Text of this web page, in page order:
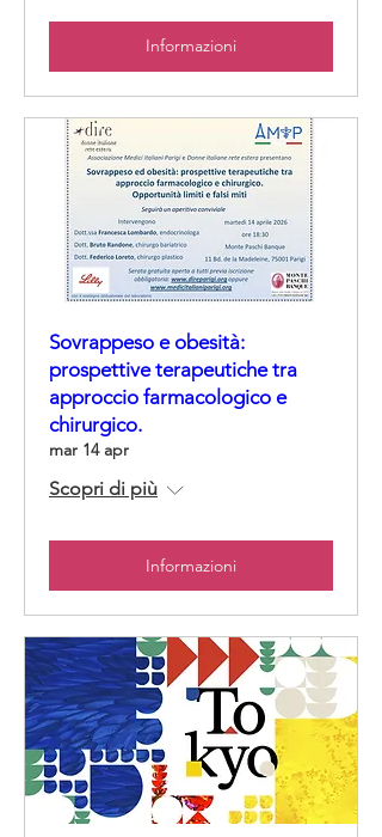
Informazioni
Sovrappeso e obesità:
prospettive terapeutiche tra
approccio farmacologico e
chirurgico.
mar 14 apr
Scopri di più
Informazioni